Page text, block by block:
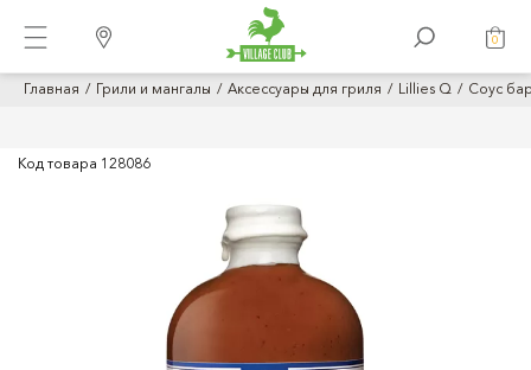
0
Главная Грили и мангалы Аксессуары для гриля Lillies Q Соус
Код товара 128086